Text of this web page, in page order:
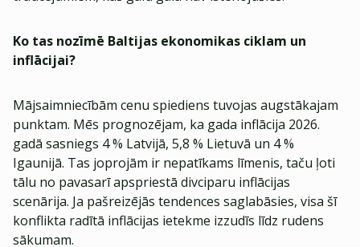
Ko tas nozīmē Baltijas ekonomikas ciklam un
inflācijai?
Mājsaimniecībām cenu spiediens tuvojas augstākajam
punktam. Mēs prognozējam, ka gada inflācija 2026.
gadā sasniegs 4 % Latvijā, 5,8 % Lietuvā un 4 %
Igaunijā. Tas joprojām ir nepatīkams līmenis, taču ļoti
tālu no pavasarī apspriestā divciparu inflācijas
scenārija. Ja pašreizējās tendences saglabāsies, visa šī
konflikta radītā inflācijas ietekme izzudīs līdz rudens
sākumam.